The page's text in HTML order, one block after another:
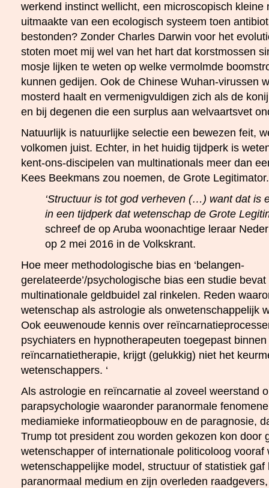
werkend instinct wellicht, een microscopisch kleine
uitmaakte van een ecologisch systeem toen
bestonden? Zonder Charles Darwin voor het
stoten moet mij wel van het hart dat korstmossen
mosje lijken te weten op welke vermolmde
kunnen gedijen. Ook de Chinese Wuhan-virussen
mosterd haalt en vermenigvuldigen zich als de
en bij degenen die een surplus aan welvaartsvet
Natuurlijk is natuurlijke selectie een bewezen feit,
volkomen juist. Echter, in het huidig tijdperk is
kent-ons-discipelen van multinationals meer dan
Kees Beekmans zou noemen, de Grote Legitimator.
‘Structuur is tot god verheven (…) want dat is
in een tijdperk dat wetenschap de Grote
schreef de op Aruba woonachtige leraar
op 2 mei 2016 in de Volkskrant.
Hoe meer methodologische bias en ‘belangen-
gerelateerde’/psychologische bias een studie
multinationale geldbuidel zal rinkelen. Reden
wetenschap als astrologie als onwetenschappelijk
Ook eeuwenoude kennis over
psychiaters en hypnotherapeuten toegepast
reïncarnatietherapie, krijgt (gelukkig) niet het
wetenschappers. ‘
Als astrologie en reïncarnatie al zoveel weerstand
parapsychologie waaronder paranormale
mediamieke informatieopbouw en de paragnosie,
Trump tot president zou worden gekozen kon door
wetenschapper of internationale politicoloog vooraf
wetenschappelijke model, structuur of statistiek
paranormaal medium en zijn overleden